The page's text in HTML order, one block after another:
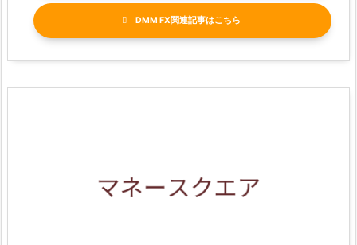
DMM FX関連記事